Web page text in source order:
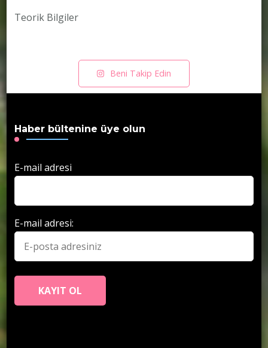
Teorik Bilgiler
Beni Takip Edin
Haber bültenine üye olun
E-mail adresi
E-mail adresi: